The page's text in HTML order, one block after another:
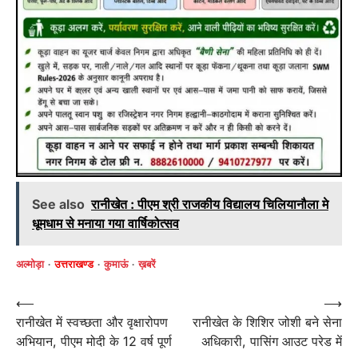
See also रानीखेत : पीएम श्री राजकीय विद्यालय चिलियानौला मे
धूमधाम से मनाया गया वार्षिकोत्सव
अल्मोड़ा उत्तराखण्ड कुमाऊं ख़बरें
Post
navigation
⟵
रानीखेत में स्वच्छता और वृक्षारोपण
अभियान, पीएम मोदी के 12 वर्ष पूर्ण
रानीखेत के शिशिर जोशी बने सेना
अधिकारी, पासिंग आउट परेड में
⟶